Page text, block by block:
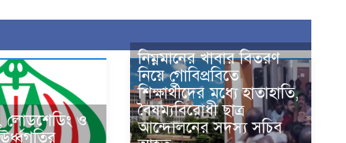
লোডশেডিং ও
নিম্নমানের খাবার বিতরণ
নিয়ে গোবিপ্রবিতে
শিক্ষার্থীদের মধ্যে হাতাহাতি,
বৈষম্যবিরোধী ছাত্র
আন্দোলনের সদস্য সচিব